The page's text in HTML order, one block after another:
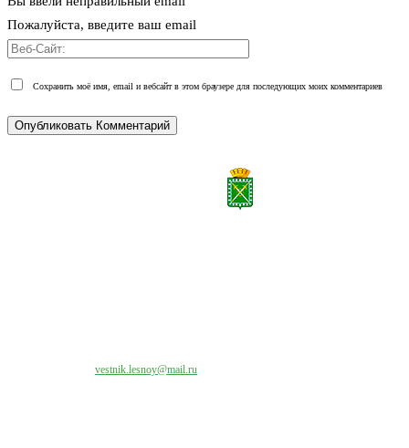
Пожалуйста, введите ваш email
Сохранить моё имя, email и вебсайт в этом браузере для последующих моих комментариев
vestnik.lesnoy@mail.ru